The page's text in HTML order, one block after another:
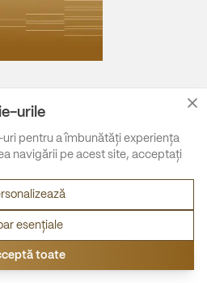
urile
pentru a îmbunătăți experiența
navigării pe acest site, acceptați
esențiale
toate